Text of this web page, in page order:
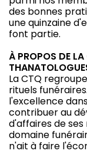
des bonnes
une quinzaine
font partie.
À PROPOS DE
La CTQ
rituels
l'excellence
contribuer au
d'affaires de
domaine
n'ait à faire